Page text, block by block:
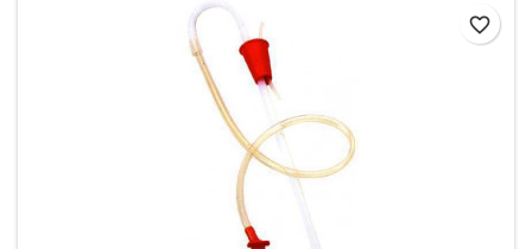
favorite_border